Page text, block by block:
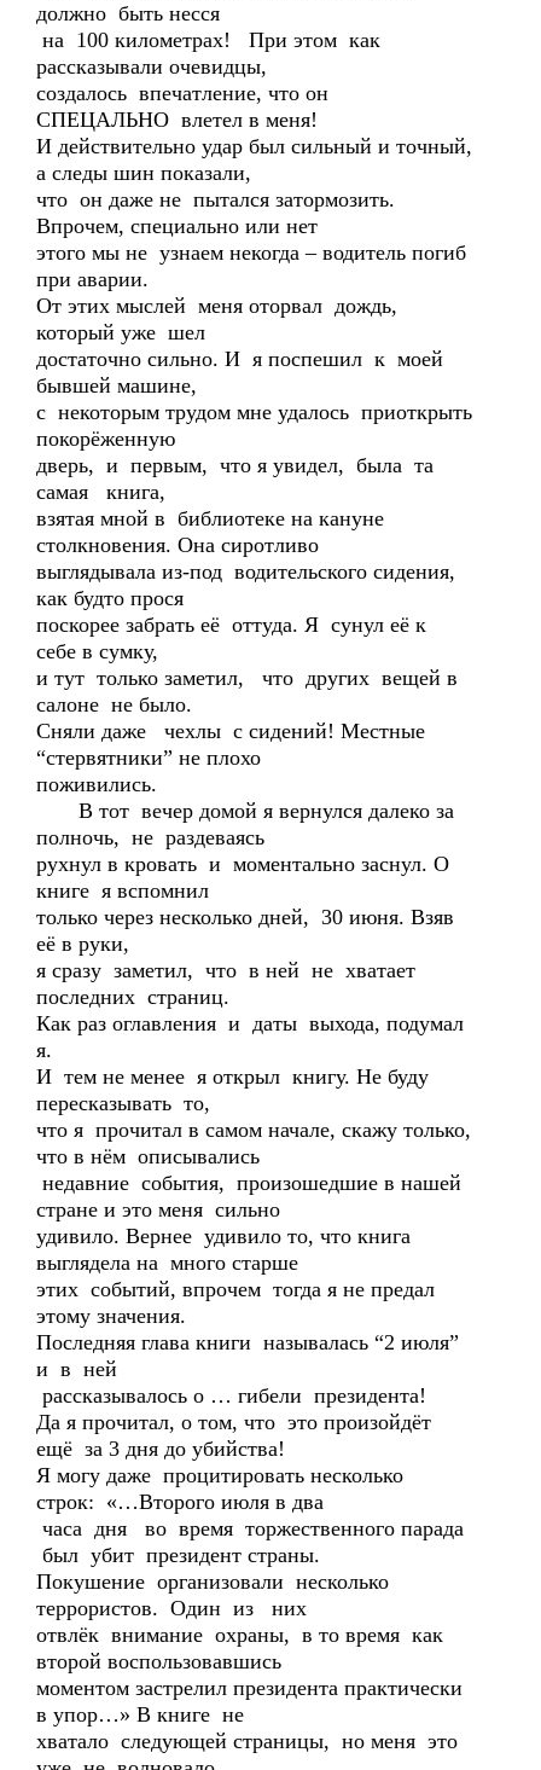
должно быть несся
на 100 километрах! При этом как
рассказывали очевидцы,
создалось впечатление, что он
СПЕЦАЛЬНО влетел в меня!
И действительно удар был сильный и точный,
а следы шин показали,
что он даже не пытался затормозить.
Впрочем, специально или нет
этого мы не узнаем некогда – водитель погиб
при аварии.
От этих мыслей меня оторвал дождь,
который уже шел
достаточно сильно. И я поспешил к моей
бывшей машине,
с некоторым трудом мне удалось приоткрыть
покорёженную
дверь, и первым, что я увидел, была та
самая книга,
взятая мной в библиотеке на кануне
столкновения. Она сиротливо
выглядывала из-под водительского сидения,
как будто прося
поскорее забрать её оттуда. Я сунул её к
себе в сумку,
и тут только заметил, что других вещей в
салоне не было.
Сняли даже чехлы с сидений! Местные
“стервятники” не плохо
поживились.
В тот вечер домой я вернулся далеко за
полночь, не раздеваясь
рухнул в кровать и моментально заснул. О
книге я вспомнил
только через несколько дней, 30 июня. Взяв
её в руки,
я сразу заметил, что в ней не хватает
последних страниц.
Как раз оглавления и даты выхода, подумал
я.
И тем не менее я открыл книгу. Не буду
пересказывать то,
что я прочитал в самом начале, скажу только,
что в нём описывались
недавние события, произошедшие в нашей
стране и это меня сильно
удивило. Вернее удивило то, что книга
выглядела на много старше
этих событий, впрочем тогда я не предал
этому значения.
Последняя глава книги называлась “2 июля”
и в ней
рассказывалось о … гибели президента!
Да я прочитал, о том, что это произойдёт
ещё за 3 дня до убийства!
Я могу даже процитировать несколько
строк: «…Второго июля в два
часа дня во время торжественного парада
был убит президент страны.
Покушение организовали несколько
террористов. Один из них
отвлёк внимание охраны, в то время как
второй воспользовавшись
моментом застрелил президента практически
в упор…» В книге не
хватало следующей страницы, но меня это